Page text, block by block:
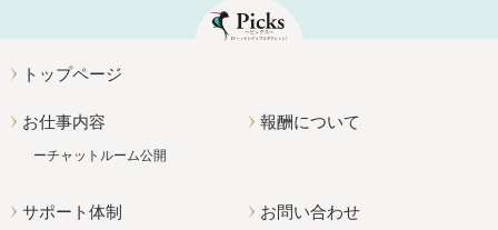
トップページ
お仕事内容
チャットルーム公開
報酬について
サポート体制 お問い合わせ